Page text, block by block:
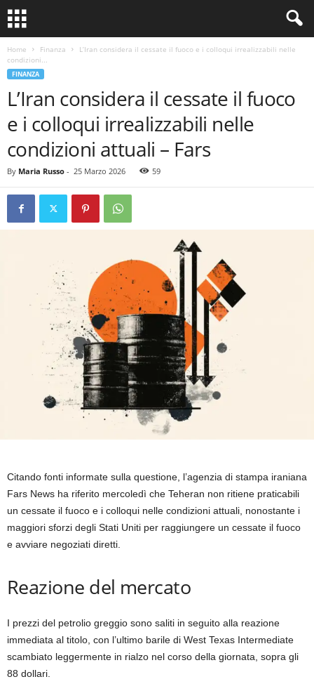
Home Finanza
L’Iran considera il cessate il fuoco e i colloqui irrealizzabili nelle
condizioni...
FINANZA
L’Iran considera il cessate il fuoco
e i colloqui irrealizzabili nelle
condizioni attuali – Fars
By Maria Russo - 25 Marzo 2026 59
Citando fonti informate sulla questione, l’agenzia di stampa iraniana
Fars News ha riferito mercoledì che Teheran non ritiene praticabili
un cessate il fuoco e i colloqui nelle condizioni attuali, nonostante i
maggiori sforzi degli Stati Uniti per raggiungere un cessate il fuoco
e avviare negoziati diretti.
Reazione del mercato
I prezzi del petrolio greggio sono saliti in seguito alla reazione
immediata al titolo, con l’ultimo barile di West Texas Intermediate
scambiato leggermente in rialzo nel corso della giornata, sopra gli
88 dollari.